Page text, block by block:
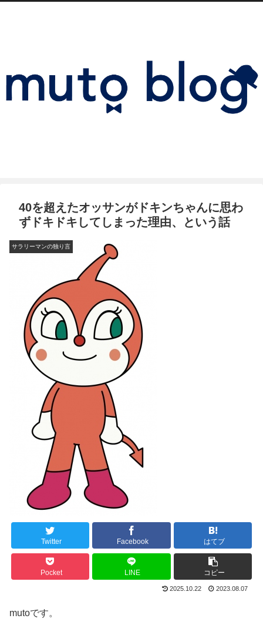
40を超えたオッサンがドキンちゃんに思わ
ずドキドキしてしまった理由、という話
サラリーマンの独り言
Twitter Facebook はてブ
Pocket LINE コピー
2025.10.22 2023.08.07
mutoです。